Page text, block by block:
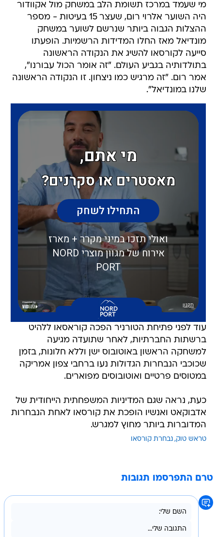
מי שעמד במרכז תשומת הלב במשחק מול אקוודור
היה השוער אלרוי רום, שעצר 15 בעיטות - מספר
ההצלות הגבוה ביותר שנרשם לשוער במשחק
מונדיאל מאז החלו המדידות הרשמיות. הופעתו
סייעה לקורסאו להשיג את הנקודה הראשונה
בתולדותיה בגביע העולם. "זה אומר הכול עבורנו",
אמר רום. "זה מרגיש כמו ניצחון. זו הנקודה הראשונה
שלנו במונדיאל".
עוד לפני פתיחת הטורניר הפכה קוראסאו ללהיט
ברשתות החברתיות, לאחר שתועדה מגיעה
למשחקה הראשון באוטובוס ישן וללא חלונות, בזמן
שכוכבי הנבחרות הגדולות נעו ברחבי צפון אמריקה
במטוסים פרטיים ואוטובוסים מפוארים.
כעת, נראה שגם המדיניות המשפחתית הייחודית של
אדבוקאט ואנשיו הופכת את קורסאו לאחת הנבחרות
המדוברות ביותר מחוץ למגרש.
טראש טוק נבחרת קורסאו
טרם התפרסמו תגובות